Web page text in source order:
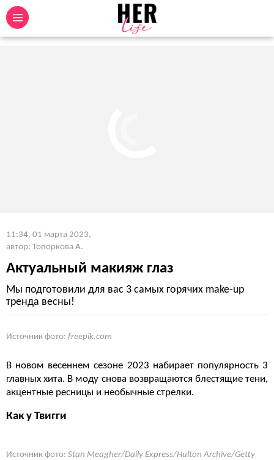
11:34, 01 марта 2023,
автор: Топоркова А.
Актуальный макияж глаз
Мы подготовили для вас 3 самых горячих make-up
тренда весны!
Источник фото: freepik.com
В новом весеннем сезоне 2023 набирает популярность 3
главных хита. В моду снова возвращаются блестящие тени,
акцентные ресницы и необычные стрелки.
Как у Твигги
Источник фото: Stan Meagher/Daily Express/Hulton Archive/Getty